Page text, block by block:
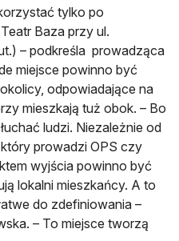
tylko po
Baza przy ul.
– podkreśla prowadząca
miejsce powinno być
odpowiadające na
mieszkają tuż obok. – Bo
ludzi. Niezależnie od
prowadzi OPS czy
wyjścia powinno być
lokalni mieszkańcy. A to
do zdefiniowania –
– To miejsce tworzą